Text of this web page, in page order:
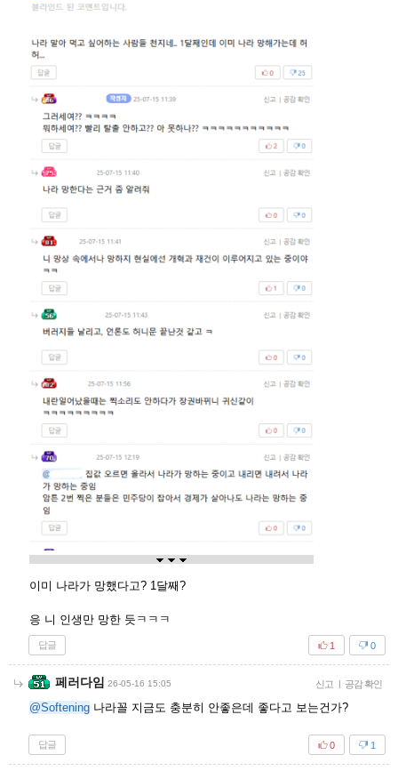
이미 나라가 망했다고? 1달째?
응 니 인생만 망한 듯ㅋㅋㅋ
답글 0
1
페러다임 26-05-16 15:05 신고 | 공감 확인
@Softening 나라꼴 지금도 충분히 안좋은데 좋다고 보는건가?
답글 1
0